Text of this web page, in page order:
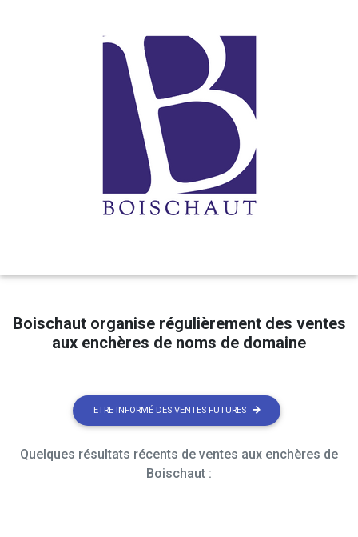
Boischaut organise régulièrement des ventes
aux enchères de noms de domaine
ETRE INFORMÉ DES VENTES FUTURES
Quelques résultats récents de ventes aux enchères de
Boischaut :